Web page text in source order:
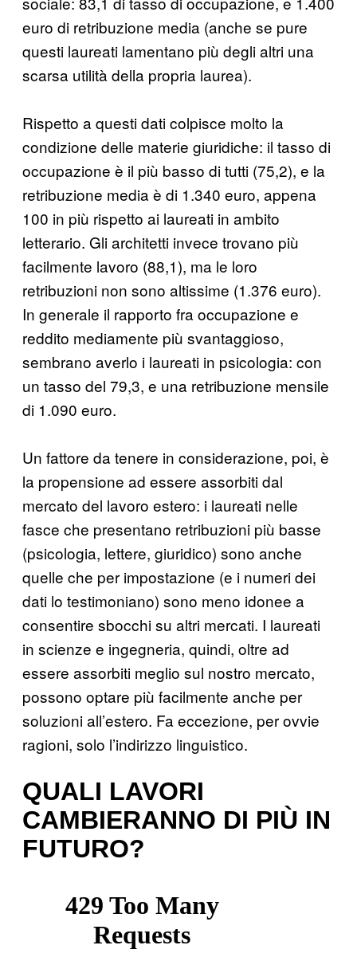
euro di retribuzione media (anche se pure
questi laureati lamentano più degli altri una
scarsa utilità della propria laurea).
Rispetto a questi dati colpisce molto la
condizione delle materie giuridiche: il tasso di
occupazione è il più basso di tutti (75,2), e la
retribuzione media è di 1.340 euro, appena
100 in più rispetto ai laureati in ambito
letterario. Gli architetti invece trovano più
facilmente lavoro (88,1), ma le loro
retribuzioni non sono altissime (1.376 euro).
In generale il rapporto fra occupazione e
reddito mediamente più svantaggioso,
sembrano averlo i laureati in psicologia: con
un tasso del 79,3, e una retribuzione mensile
di 1.090 euro.
Un fattore da tenere in considerazione, poi, è
la propensione ad essere assorbiti dal
mercato del lavoro estero: i laureati nelle
fasce che presentano retribuzioni più basse
(psicologia, lettere, giuridico) sono anche
quelle che per impostazione (e i numeri dei
dati lo testimoniano) sono meno idonee a
consentire sbocchi su altri mercati. I laureati
in scienze e ingegneria, quindi, oltre ad
essere assorbiti meglio sul nostro mercato,
possono optare più facilmente anche per
soluzioni all’estero. Fa eccezione, per ovvie
ragioni, solo l’indirizzo linguistico.
QUALI LAVORI
CAMBIERANNO DI PIÙ IN
FUTURO?